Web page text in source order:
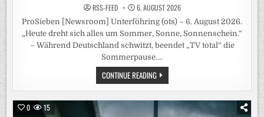
RSS-FEED 6. AUGUST 2026
ProSieben [Newsroom] Unterföhring (ots) – 6. August 2026.
„Heute dreht sich alles um Sommer, Sonne, Sonnenschein.“
– Während Deutschland schwitzt, beendet „TV total“ die
Sommerpause….
CONTINUE READINGSOMMER.
SONNE.
PUFPAFF.
TOTAL“
KOMMT
0 15